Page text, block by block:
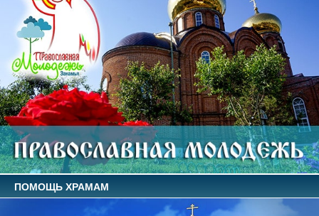
ПОМОЩЬ ХРАМАМ